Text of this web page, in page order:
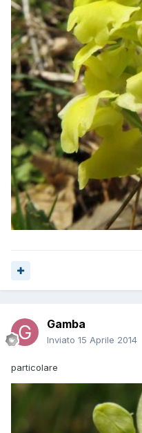
Gamba
Inviato 15 Aprile 2014
particolare